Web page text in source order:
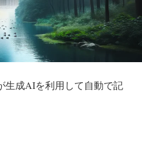
生成AIを利用して自動で記